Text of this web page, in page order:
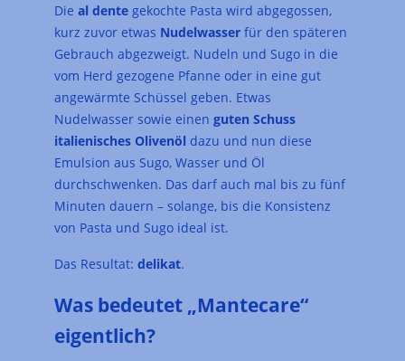
Die al dente gekochte Pasta wird abgegossen,
kurz zuvor etwas Nudelwasser für den späteren
Gebrauch abgezweigt. Nudeln und Sugo in die
vom Herd gezogene Pfanne oder in eine gut
angewärmte Schüssel geben. Etwas
Nudelwasser sowie einen guten Schuss
italienisches Olivenöl dazu und nun diese
Emulsion aus Sugo, Wasser und Öl
durchschwenken. Das darf auch mal bis zu fünf
Minuten dauern – solange, bis die Konsistenz
von Pasta und Sugo ideal ist.
Das Resultat: delikat.
Was bedeutet „Mantecare“
eigentlich?